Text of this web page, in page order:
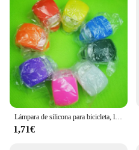
Lámpara de silicona para bicicleta, luz LED frontal y trasera firme, modelos de luces para bicicleta, accesorios para bicicleta
1,71€